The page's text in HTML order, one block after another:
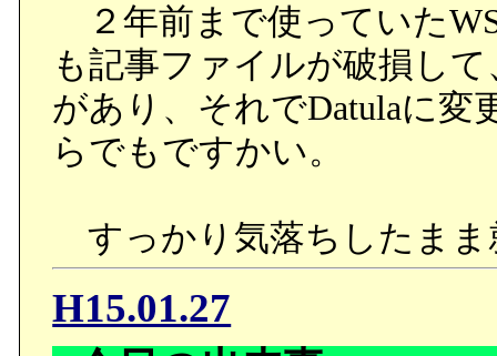
２年前まで使っていた
も記事ファイルが破損し
があり、それでDatulaに
らでもですかい。
すっかり気落ちしたまま
H15.01.27